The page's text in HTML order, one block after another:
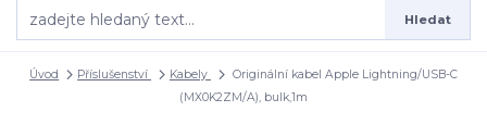
Hledat
Úvod Příslušenství Kabely
Originální kabel Apple Lightning/USB-C
(MX0K2ZM/A), bulk,1m